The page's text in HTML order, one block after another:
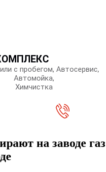
с пробегом, Автосервис,
Автомойка,
Химчистка
на заводе